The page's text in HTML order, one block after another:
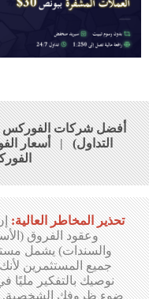
أفضل شركات الفوركس
التداول)|أسعار
تحذير المخاطر العالية:
وعقود الفروق
والسندات) يشمل
جميع المستثمرين
نوصيك بالتفكير مليًا
ضوء ظروفك الشخصية.